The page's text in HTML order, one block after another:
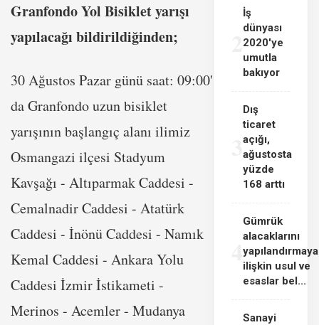
Granfondo Yol Bisiklet yarışı
yapılacağı bildirildiğinden;
30 Ağustos Pazar günü saat: 09:00'
da Granfondo uzun bisiklet
yarışının başlangıç alanı ilimiz
Osmangazi ilçesi Stadyum
Kavşağı - Altıparmak Caddesi -
Cemalnadir Caddesi - Atatürk
Caddesi - İnönü Caddesi - Namık
Kemal Caddesi - Ankara Yolu
Caddesi İzmir İstikameti -
Merinos - Acemler - Mudanya
İş
dünyası
2020'ye
umutla
bakıyor
3
Dış
ticaret
açığı,
ağustosta
yüzde
168 arttı
4
Gümrük
alacaklarını
yapılandırmaya
ilişkin usul ve
esaslar bel...
Sanayi